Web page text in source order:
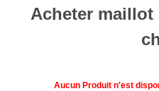
Acheter maillot
Aucun Produit n'est